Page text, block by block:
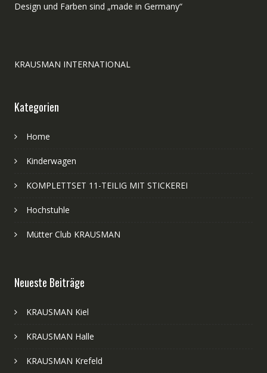
Design und Farben sind „made in Germany“
KRAUSMAN INTERNATIONAL
Kategorien
Home
Kinderwagen
KOMPLETTSET 11-TEILIG MIT STICKEREI
Hochstuhle
Mütter Club KRAUSMAN
Neueste Beiträge
KRAUSMAN Kiel
KRAUSMAN Halle
KRAUSMAN Krefeld